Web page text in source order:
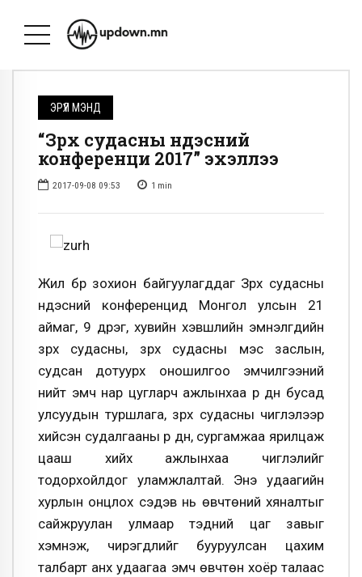
ЭРҮҮЛ МЭНД
“Зүрх судасны үндэсний
конференци 2017” эхэллээ
2017-09-08 09:53 1 min
Жил бүр зохион байгуулагддаг Зүрх судасны
үндэсний конференцид Монгол улсын 21
аймаг, 9 дүүрэг, хувийн хэвшлийн эмнэлгүүдийн
зүрх судасны, зүрх судасны мэс заслын,
судсан дотуурх оношилгоо эмчилгээний
нийт эмч нар цугларч ажлынхаа үр дүн бусад
улсуудын туршлага, зүрх судасны чиглэлээр
хийсэн судалгааны үр дүн, сургамжаа ярилцаж
цааш хийх ажлынхаа чиглэлийг
тодорхойлдог уламжлалтай. Энэ удаагийн
хурлын онцлох сэдэв нь өвчтөний хяналтыг
сайжруулан улмаар тэдний цаг завыг
хэмнэж, чирэгдлийг бууруулсан цахим
талбарт анх удаагаа эмч өвчтөн хоёр талаас